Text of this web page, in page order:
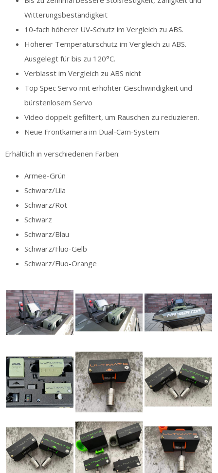
Witterungsbeständigkeit
10-fach höherer UV-Schutz im Vergleich zu ABS.
Höherer Temperaturschutz im Vergleich zu ABS.
Ausgelegt für bis zu 120°C.
Verblasst im Vergleich zu ABS nicht
Top Spec Servo mit erhöhter Geschwindigkeit und
bürstenlosem Servo
Video doppelt gefiltert, um Rauschen zu reduzieren.
Neue Frontkamera im Dual-Cam-System
Erhältlich in verschiedenen Farben:
Armee-Grün
Schwarz/Lila
Schwarz/Rot
Schwarz
Schwarz/Blau
Schwarz/Fluo-Gelb
Schwarz/Fluo-Orange